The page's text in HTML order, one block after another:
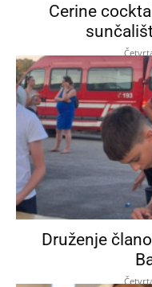
Cerine
Druženje